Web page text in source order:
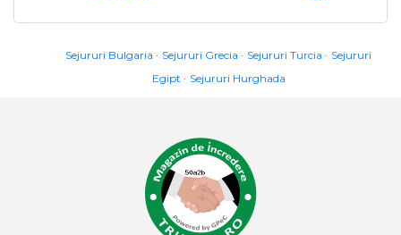
Sejururi Bulgaria Sejururi Grecia Sejururi Turcia
Sejururi
Egipt
Sejururi Hurghada